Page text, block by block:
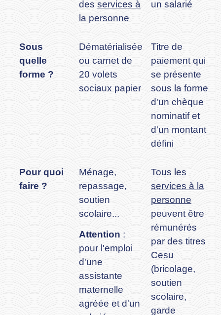
des services à
la personne
un salarié
Sous
quelle
forme ?
Dématérialisée
ou carnet de
20 volets
sociaux papier
Titre de
paiement qui
se présente
sous la forme
d'un chèque
nominatif et
d'un montant
défini
Pour quoi
faire ?
Ménage,
repassage,
soutien
scolaire...
Attention :
pour l'emploi
d'une
assistante
maternelle
agréée et d'un
Tous les
services à la
personne
peuvent être
rémunérés
par des titres
Cesu
(bricolage,
soutien
scolaire,
garde